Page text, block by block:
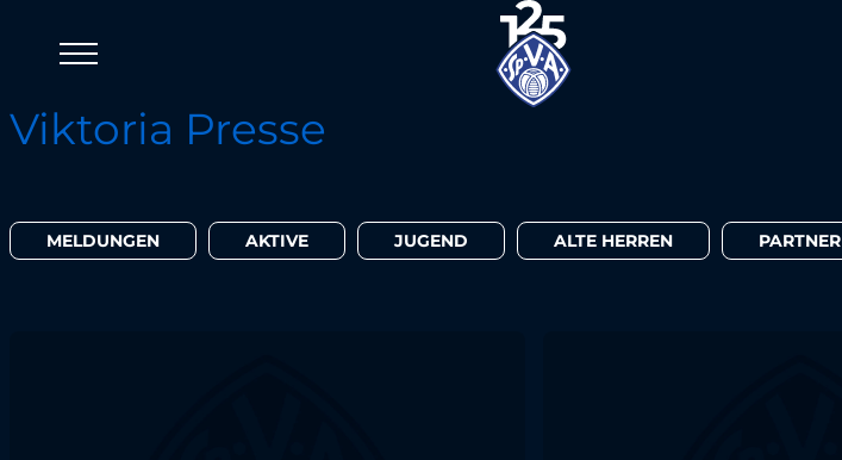
Viktoria Presse
MELDUNGEN AKTIVE JUGEND ALTE HERREN PARTNER